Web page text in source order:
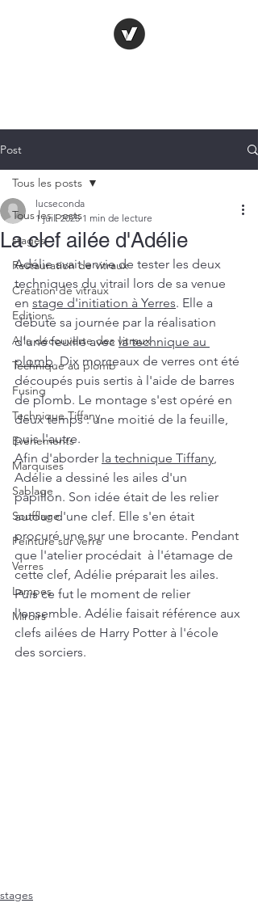
Post
Tous les posts
stages
Restauration de vitraux
Création de vitraux
Editions
A la découverte des vitraux
Technique au plomb
Fusing
Technique Tiffany
Evénements
Marquises
Sablage
Soufflage
Peinture sur verre
Verres
Lampes
Miroirs
Tous les posts
La clef ailée d'Adélie
lucseconda
1 juil. 2025 1 min de lecture
Adélie avait envie de tester les deux
techniques du vitrail lors de sa venue
en stage d'initiation à Yerres. Elle a
débuté sa journée par la réalisation
d'une feuille avec la technique au
plomb. Dix morceaux de verres ont été
découpés puis sertis à l'aide de barres
de plomb. Le montage s'est opéré en
deux temps : une moitié de la feuille,
puis l'autre.
Afin d'aborder la technique Tiffany,
Adélie a dessiné les ailes d'un
papillon. Son idée était de les relier
autour d'une clef. Elle s'en était
procuré une sur une brocante. Pendant
que l'atelier procédait  à l'étamage de
cette clef, Adélie préparait les ailes.
Puis ce fut le moment de relier
l'ensemble. Adélie faisait référence aux
clefs ailées de Harry Potter à l'école
des sorciers.
stages